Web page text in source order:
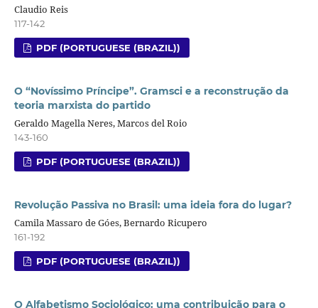
Claudio Reis
117-142
PDF (PORTUGUESE (BRAZIL))
O “Novíssimo Príncipe”. Gramsci e a reconstrução da
teoria marxista do partido
Geraldo Magella Neres, Marcos del Roio
143-160
PDF (PORTUGUESE (BRAZIL))
Revolução Passiva no Brasil: uma ideia fora do lugar?
Camila Massaro de Góes, Bernardo Ricupero
161-192
PDF (PORTUGUESE (BRAZIL))
O Alfabetismo Sociológico: uma contribuição para o